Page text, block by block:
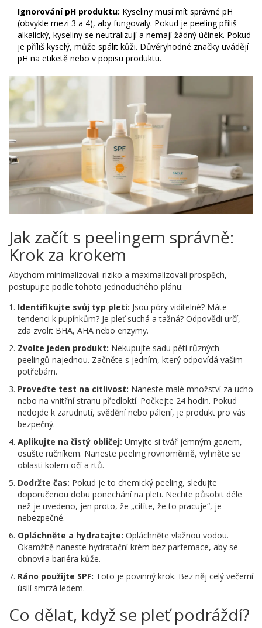
Ignorování pH produktu: Kyseliny musí mít správné pH
(obvykle mezi 3 a 4), aby fungovaly. Pokud je peeling příliš
alkalický, kyseliny se neutralizují a nemají žádný účinek. Pokud
je příliš kyselý, může spálit kůži. Důvěryhodné značky uvádějí
pH na etiketě nebo v popisu produktu.
Jak začít s peelingem správně:
Krok za krokem
Abychom minimalizovali riziko a maximalizovali prospěch,
postupujte podle tohoto jednoduchého plánu:
Identifikujte svůj typ pleti: Jsou póry viditelné? Máte
tendenci k pupínkům? Je pleť suchá a tažná? Odpovědi určí,
zda zvolit BHA, AHA nebo enzymy.
Zvolte jeden produkt: Nekupujte sadu pěti různých
peelingů najednou. Začněte s jedním, který odpovídá vašim
potřebám.
Proveďte test na citlivost: Naneste malé množství za ucho
nebo na vnitřní stranu předloktí. Počkejte 24 hodin. Pokud
nedojde k zarudnutí, svědění nebo pálení, je produkt pro vás
bezpečný.
Aplikujte na čistý obličej: Umyjte si tvář jemným gелеm,
osušte ručníkem. Naneste peeling rovnoměrně, vyhněte se
oblasti kolem očí a rtů.
Dodržte čas: Pokud je to chemický peeling, sledujte
doporučenou dobu ponechání na pleti. Nechte působit déle
než je uvedeno, jen proto, že „cítíte, že to pracuje“, je
nebezpečné.
Opláchněte a hydratajte: Opláchněte vlažnou vodou.
Okamžitě naneste hydratační krém bez parfemace, aby se
obnovila bariéra kůže.
Ráno použijte SPF: Toto je povinný krok. Bez něj celý večerní
úsilí smrzá ledem.
Co dělat, když se pleť podráždí?